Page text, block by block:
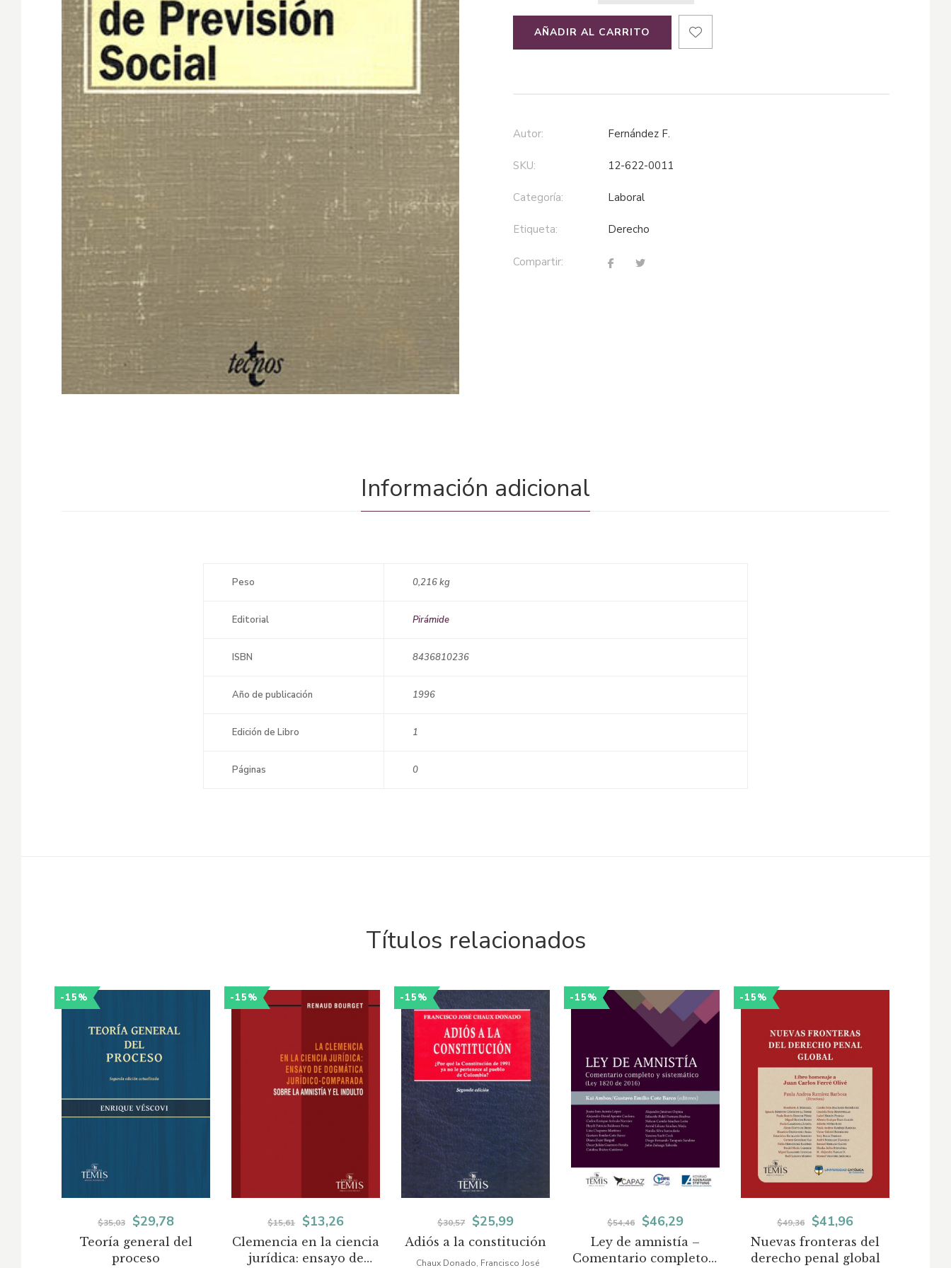
AÑADIR AL CARRITO
Autor: Fernández F.
SKU: 12-622-0011
Categoría: laboral
Etiqueta: derecho
Compartir:
Información adicional
Peso 0,216 kg
Editorial Pirámide
ISBN 8436810236
Año de publicación 1996
Edición de Libro 1
Páginas 0
Títulos relacionados
-15%
Teoría general del
proceso
$35,03
El
precio
$29,78El
precio
-15%
Clemencia en la ciencia
jurídica: ensayo de
$15,61
El
precio
$13,26El
precio
-15%
Adiós a la constitución
$30,57
El
precio
$25,99El
precio
Chaux Donado, Francisco José
-15%
Ley de amnistía –
Comentario completo y
$54,46
El
precio
$46,29El
precio
-15%
Nuevas fronteras del
derecho penal global
$49,36
El
precio
$41,96El
precio